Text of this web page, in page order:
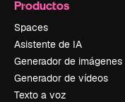
Productos
Spaces
Asistente de IA
Generador de imágenes
Generador de vídeos
Texto a voz